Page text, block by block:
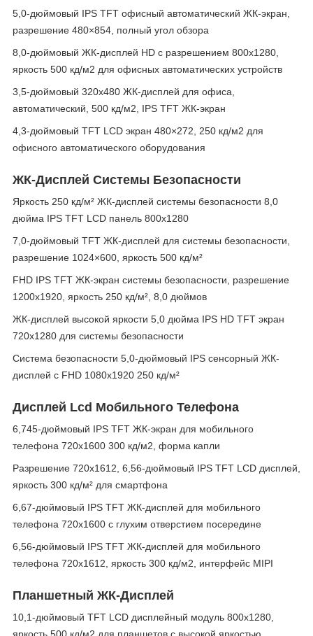
5,0-дюймовый IPS TFT офисный автоматический ЖК-экран,
разрешение 480×854, полный угол обзора
8,0-дюймовый ЖК-дисплей HD с разрешением 800x1280,
яркость 500 кд/м2 для офисных автоматических устройств
3,5-дюймовый 320x480 ЖК-дисплей для офиса,
автоматический, 500 кд/м2, IPS TFT ЖК-экран
4,3-дюймовый TFT LCD экран 480×272, 250 кд/м2 для
офисного автоматического оборудования
ЖК-Дисплей Системы Безопасности
Яркость 250 кд/м² ЖК-дисплей системы безопасности 8,0
дюйма IPS TFT LCD панель 800x1280
7,0-дюймовый TFT ЖК-дисплей для системы безопасности,
разрешение 1024×600, яркость 500 кд/м²
FHD IPS TFT ЖК-экран системы безопасности, разрешение
1200x1920, яркость 250 кд/м², 8,0 дюймов
ЖК-дисплей высокой яркости 5,0 дюйма IPS HD TFT экран
720x1280 для системы безопасности
Система безопасности 5,0-дюймовый IPS сенсорный ЖК-
дисплей с FHD 1080x1920 250 кд/м²
Дисплей Lcd Мобильного Телефона
6,745-дюймовый IPS TFT ЖК-экран для мобильного
телефона 720x1600 300 кд/м2, форма капли
Разрешение 720x1612, 6,56-дюймовый IPS TFT LCD дисплей,
яркость 300 кд/м² для смартфона
6,67-дюймовый IPS TFT ЖК-дисплей для мобильного
телефона 720x1600 с глухим отверстием посередине
6,56-дюймовый IPS TFT ЖК-дисплей для мобильного
телефона 720x1612, яркость 300 кд/м2, интерфейс MIPI
Планшетный ЖК-Дисплей
10,1-дюймовый TFT LCD дисплейный модуль 800x1280,